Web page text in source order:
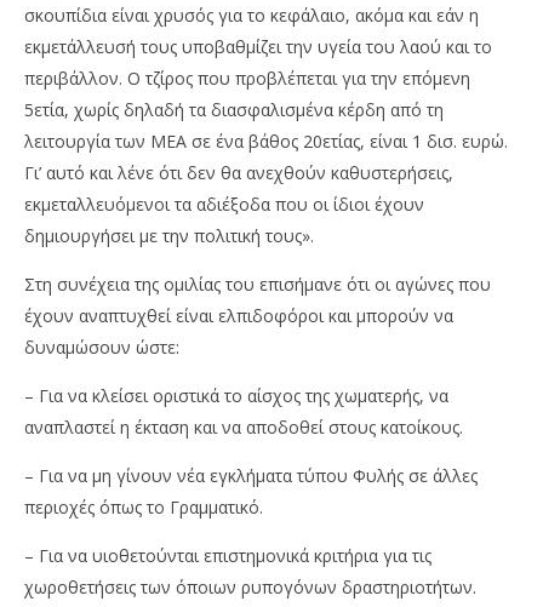
σκουπίδια είναι χρυσός για το κεφάλαιο, ακόμα και εάν η
εκμετάλλευσή τους υποβαθμίζει την υγεία του λαού και το
περιβάλλον. Ο τζίρος που προβλέπεται για την επόμενη
5ετία, χωρίς δηλαδή τα διασφαλισμένα κέρδη από τη
λειτουργία των ΜΕΑ σε ένα βάθος 20ετίας, είναι 1 δισ. ευρώ.
Γι’ αυτό και λένε ότι δεν θα ανεχθούν καθυστερήσεις,
εκμεταλλευόμενοι τα αδιέξοδα που οι ίδιοι έχουν
δημιουργήσει με την πολιτική τους».
Στη συνέχεια της ομιλίας του επισήμανε ότι οι αγώνες που
έχουν αναπτυχθεί είναι ελπιδοφόροι και μπορούν να
δυναμώσουν ώστε:
– Για να κλείσει οριστικά το αίσχος της χωματερής, να
αναπλαστεί η έκταση και να αποδοθεί στους κατοίκους.
– Για να μη γίνουν νέα εγκλήματα τύπου Φυλής σε άλλες
περιοχές όπως το Γραμματικό.
– Για να υιοθετούνται επιστημονικά κριτήρια για τις
χωροθετήσεις των όποιων ρυπογόνων δραστηριοτήτων.